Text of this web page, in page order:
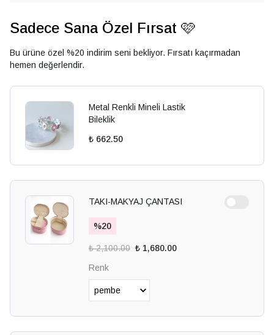
Sadece Sana Özel Fırsat 🩷
Bu ürüne özel %20 indirim seni bekliyor. Fırsatı kaçırmadan
hemen değerlendir.
Metal Renkli Mineli Lastik
Bileklik
₺ 662.50
TAKI-MAKYAJ ÇANTASI
%20
₺ 2,100.00 ₺ 1,680.00
Renk